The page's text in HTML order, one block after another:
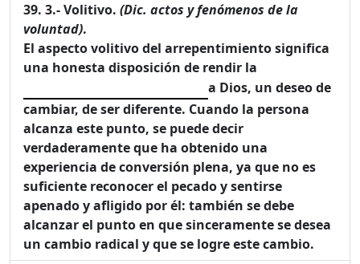
3.- Volitivo. (Dic. actos y fenómenos de la
voluntad).
El aspecto volitivo del arrepentimiento significa
una honesta disposición de rendir la
a Dios, un deseo de
cambiar, de ser diferente. Cuando la persona
alcanza este punto, se puede decir
verdaderamente que ha obtenido una
experiencia de conversión plena, ya que no es
suficiente reconocer el pecado y sentirse
apenado y afligido por él: también se debe
alcanzar el punto en que sinceramente se desea
un cambio radical y que se logre este cambio.